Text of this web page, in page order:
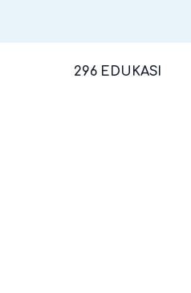
296 EDUKASI